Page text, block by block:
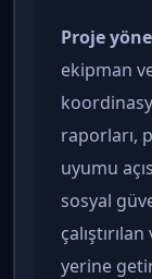
Proje
ekipman
raporları,
uyumu
sosyal
yerine